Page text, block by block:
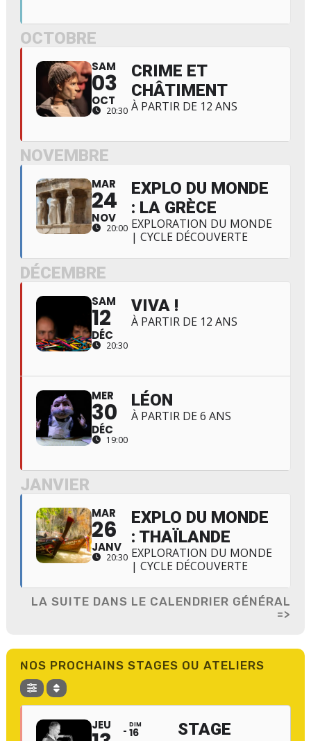
OCTOBRE
SAM
03
OCT
20:30
CRIME ET
CHÂTIMENT
À PARTIR DE 12 ANS
NOVEMBRE
MAR
24
NOV
20:00
EXPLO DU MONDE
: LA GRÈCE
EXPLORATION DU MONDE
| CYCLE DÉCOUVERTE
DÉCEMBRE
SAM
12
DÉC
20:30
VIVA !
À PARTIR DE 12 ANS
MER
30
DÉC
19:00
LÉON
À PARTIR DE 6 ANS
JANVIER
MAR
26
JANV
20:30
EXPLO DU MONDE
: THAÏLANDE
EXPLORATION DU MONDE
| CYCLE DÉCOUVERTE
LA SUITE DANS LE CALENDRIER GÉNÉRAL
=>
NOS PROCHAINS STAGES OU ATELIERS
JEU DIM
16
STAGE